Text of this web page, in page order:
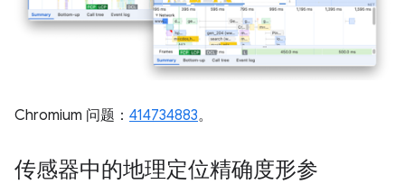
Chromium 问题： 414734883。
传感器中的地理定位精确度形参